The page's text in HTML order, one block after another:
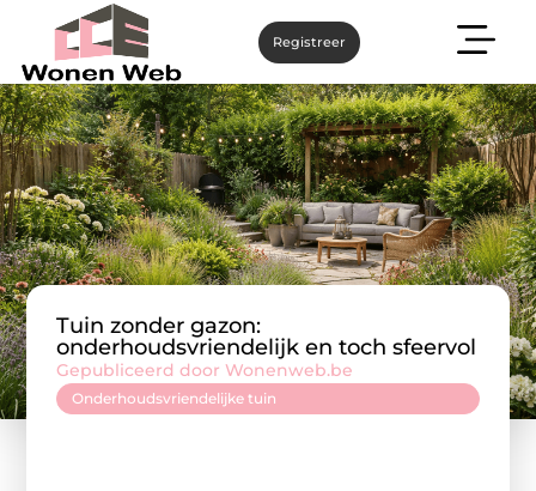
Registreer
Tuin zonder gazon:
onderhoudsvriendelijk en toch sfeervol
Onderhoudsvriendelijke tuin
Gepubliceerd door Wonenweb.be